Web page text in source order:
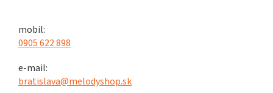
mobil:
0905 622 898
e-mail:
bratislava@melodyshop.sk